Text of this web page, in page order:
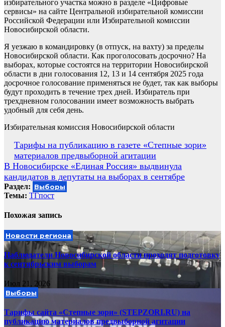
избирательного участка можно в разделе «Цифровые
сервисы» на сайте Центральной избирательной комиссии
Российской Федерации или Избирательной комиссии
Новосибирской области.
Я уезжаю в командировку (в отпуск, на вахту) за пределы
Новосибирской области. Как проголосовать досрочно? На
выборах, которые состоятся на территории Новосибирской
области в дни голосования 12, 13 и 14 сентября 2025 года
досрочное голосование применяться не будет, так как выборы
будут проходить в течение трех дней. Избиратель при
трехдневном голосовании имеет возможность выбрать
удобный для себя день.
Избирательная комиссия Новосибирской области
Навигация
по
записям
Тарифы на публикацию в газете «Степные зори»
материалов предвыборной агитации
В Новосибирске «Единая Россия» выдвинула
кандидатов в депутаты на выборах в сентябре
Раздел: Выборы
Темы: ТГпост
Похожая запись
Новости региона
Наблюдатели Новосибирской области проходят подготовку
к сентябрьским выборам
Июл 21, 2026
Выборы
Тарифы сайта «Степные зори» (STEPZORI.RU) на
публикацию материалов предвыборной агитации